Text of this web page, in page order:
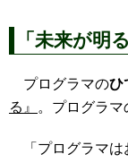
「未来が明
プログラマのひ
る』
。プログラマ
「プログラマは